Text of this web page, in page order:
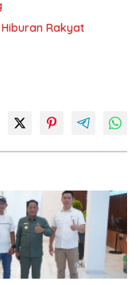
Rakyat